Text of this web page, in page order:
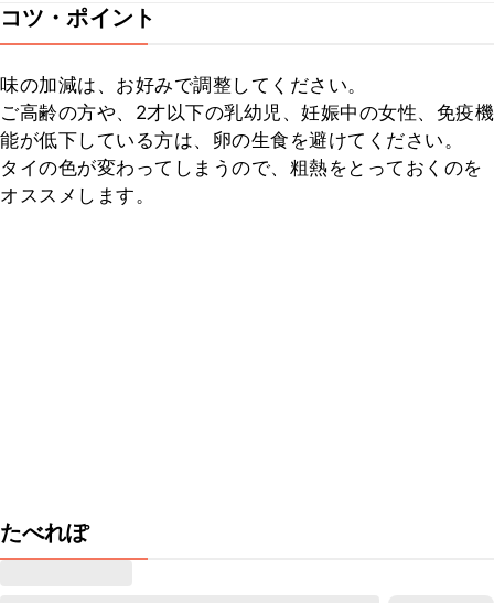
コツ・ポイント
味の加減は、お好みで調整してください。
ご高齢の方や、2才以下の乳幼児、妊娠中の女性、免疫機
能が低下している方は、卵の生食を避けてください。
タイの色が変わってしまうので、粗熱をとっておくのを
オススメします。
たべれぽ